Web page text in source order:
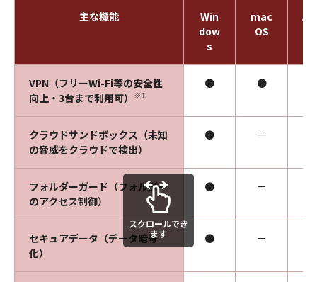
主な機能
Win
dow
s
mac
OS
VPN（フリーWi-Fi等の安全性
向上・3台まで利用可）
※1
● ●
クラウドサンドボックス（未知
の脅威をクラウドで検出）
● ー
フォルダーガード（フォルダー
のアクセス制御）
● ー
セキュアデータ（データ暗号
化）
● ー
スクロールでき
ます